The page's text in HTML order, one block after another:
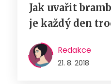
Jak uvařit
je každý den
Redakce
21. 8. 2018